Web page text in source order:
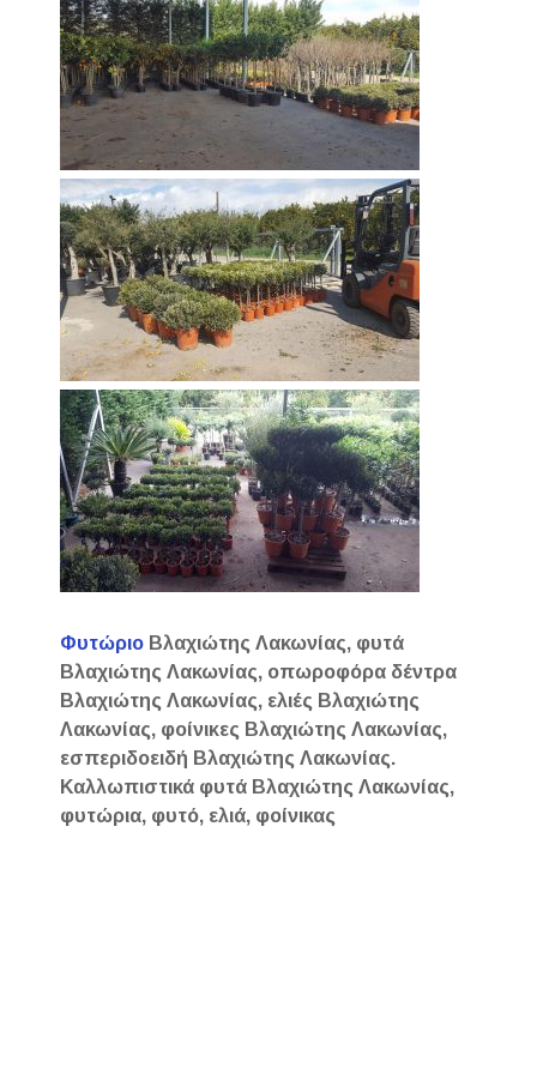
Φυτώριο Βλαχιώτης Λακωνίας, φυτά
Βλαχιώτης Λακωνίας, οπωροφόρα δέντρα
Βλαχιώτης Λακωνίας, ελιές Βλαχιώτης
Λακωνίας, φοίνικες Βλαχιώτης Λακωνίας,
εσπεριδοειδή Βλαχιώτης Λακωνίας.
Καλλωπιστικά φυτά Βλαχιώτης Λακωνίας,
φυτώρια, φυτό, ελιά, φοίνικας